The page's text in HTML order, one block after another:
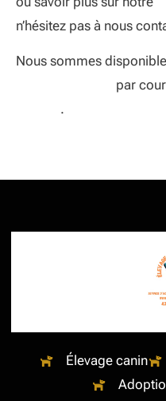
n’hésitez pas à nous
Nous sommes
par
.
Élevage canin